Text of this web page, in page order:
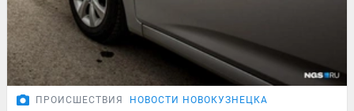
ПРОИСШЕСТВИЯ НОВОСТИ НОВОКУЗНЕЦКА